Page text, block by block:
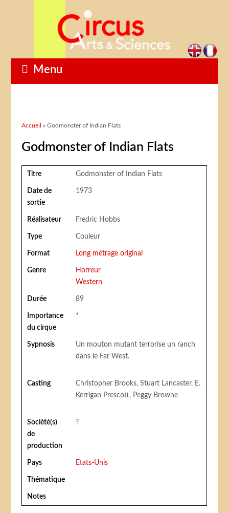
Menu
Vous êtes ici
Accueil » Godmonster of Indian Flats
Godmonster of Indian Flats
Titre Godmonster of Indian Flats
Date de
sortie
1973
Réalisateur Fredric Hobbs
Type Couleur
Format Long métrage original
Genre
Horreur
Western
Durée 89
Importance
du cirque
*
Sypnosis
Un mouton mutant terrorise un ranch
dans le Far West.
Casting
Christopher Brooks, Stuart Lancaster, E.
Kerrigan Prescott, Peggy Browne
Société(s)
de
production
?
Pays Etats-Unis
Thématique
Notes